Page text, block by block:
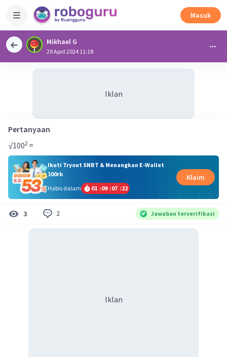
Masuk
Mikhael G
29 April 2024 11:18
Iklan
Pertanyaan
√1002 =
Ikuti Tryout SNBT & Menangkan E-Wallet
100rb
Habis dalam
01 :09 :07 :22
Klaim
3 2 Jawaban terverifikasi
Iklan